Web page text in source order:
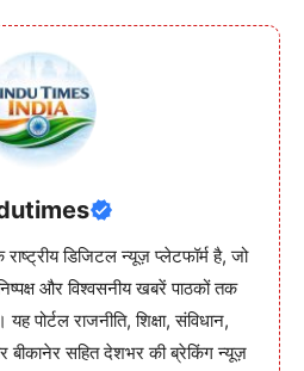
डिजिटल न्यूज़ प्लेटफॉर्म है, जो
और विश्वसनीय खबरें पाठकों तक
पोर्टल राजनीति, शिक्षा, संविधान,
बीकानेर सहित देशभर की ब्रेकिंग न्यूज़